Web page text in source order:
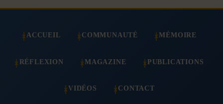
ACCUEIL COMMUNAUTÉ MÉMOIRE
RÉFLEXION MAGAZINE PUBLICATIONS
VIDÉOS CONTACT